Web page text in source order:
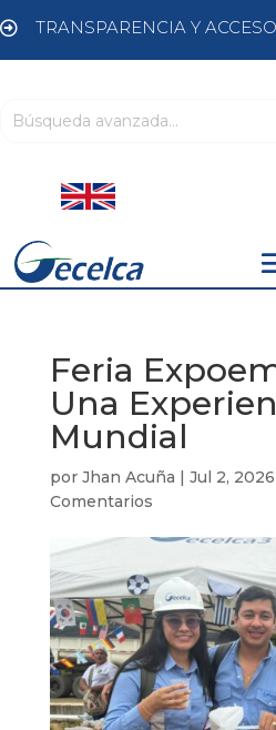
 TRANSPARENCIA Y
Feria
Una
Mundial
por Jhan Acuña Jul 2, 2026
Comentarios